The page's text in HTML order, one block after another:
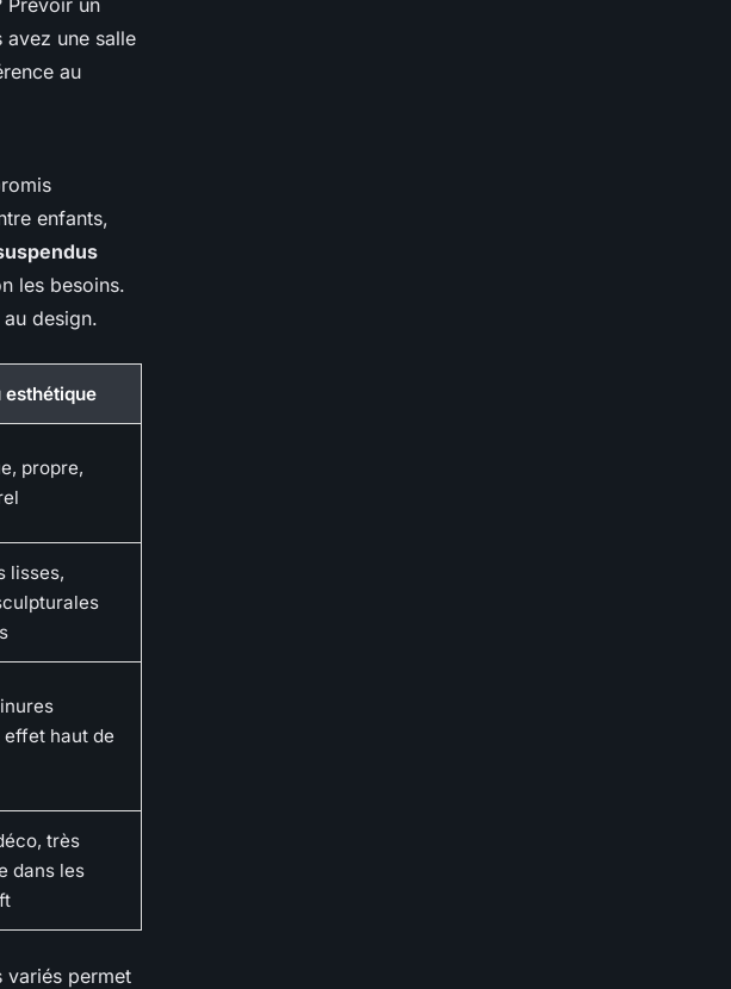
une salle
au
enfants,
les besoins.
design.
esthétique
propre,
lisses,
effet haut de
très
dans les
variés permet